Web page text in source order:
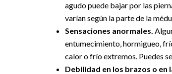
agudo puede bajar por las
varían según la parte de la
Sensaciones anormales.
entumecimiento, hormigueo,
calor o frío extremos. Puedes
Debilidad en los brazos o en